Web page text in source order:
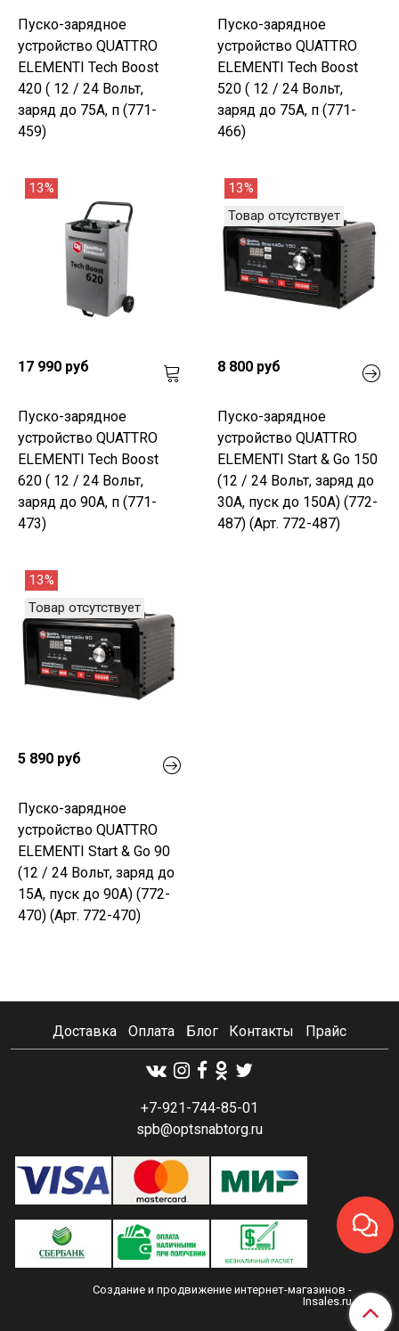
Пуско-зарядное
устройство QUATTRO
ELEMENTI Tech Boost
420 ( 12 / 24 Вольт,
заряд до 75А, п (771-
459)
Пуско-зарядное
устройство QUATTRO
ELEMENTI Tech Boost
520 ( 12 / 24 Вольт,
заряд до 75А, п (771-
466)
13%
17 990 руб
Пуско-зарядное
устройство QUATTRO
ELEMENTI Tech Boost
620 ( 12 / 24 Вольт,
заряд до 90А, п (771-
473)
13%
Товар отсутствует
8 800 руб
Пуско-зарядное
устройство QUATTRO
ELEMENTI Start & Go 150
(12 / 24 Вольт, заряд до
30А, пуск до 150А) (772-
487) (Арт. 772-487)
13%
Товар отсутствует
5 890 руб
Пуско-зарядное
устройство QUATTRO
ELEMENTI Start & Go 90
(12 / 24 Вольт, заряд до
15А, пуск до 90А) (772-
470) (Арт. 772-470)
Доставка Оплата Блог Контакты Прайс
+7-921-744-85-01
spb@optsnabtorg.ru
Создание и продвижение интернет-магазинов -
Insales.ru